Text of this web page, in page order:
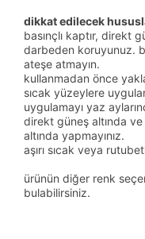
dikkat edilecek
basınçlı kaptır, direkt
darbeden koruyunuz.
ateşe atmayın.
kullanmadan önce
sıcak yüzeylere
uygulamayı yaz
direkt güneş altında
altında yapmayınız.
aşırı sıcak veya
ürünün diğer renk
bulabilirsiniz.